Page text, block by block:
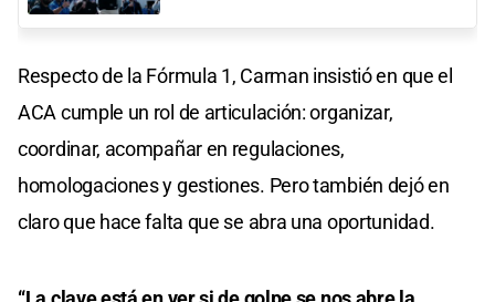
Respecto de la Fórmula 1, Carman insistió en que el
ACA cumple un rol de articulación: organizar,
coordinar, acompañar en regulaciones,
homologaciones y gestiones. Pero también dejó en
claro que hace falta que se abra una oportunidad.